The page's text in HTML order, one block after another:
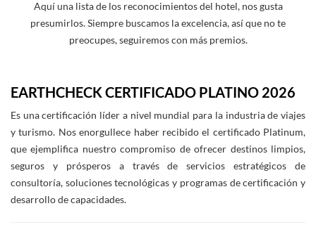
Aquí una lista de los reconocimientos del hotel, nos gusta
presumirlos. Siempre buscamos la excelencia, así que no te
preocupes, seguiremos con más premios.
EARTHCHECK CERTIFICADO PLATINO 2026
Es una certificación líder a nivel mundial para la industria de viajes
y turismo. Nos enorgullece haber recibido el certificado Platinum,
que ejemplifica nuestro compromiso de ofrecer destinos limpios,
seguros y prósperos a través de servicios estratégicos de
consultoría, soluciones tecnológicas y programas de certificación y
desarrollo de capacidades.